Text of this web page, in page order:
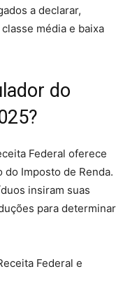
a declarar,
média e baixa
do
Federal oferece
Imposto de Renda.
insiram suas
para determinar
Federal e